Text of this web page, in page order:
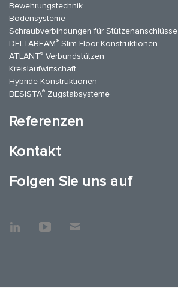
Bewehrungstechnik
Bodensysteme
Schraubverbindungen für Stützen­anschlüsse
DELTABEAM® Slim-Floor-Konstruktionen
ATLANT® Verbundstützen
Kreislaufwirtschaft
Hybride Konstruktionen
BESISTA® Zugstabsysteme
Referenzen
Kontakt
Folgen Sie uns auf